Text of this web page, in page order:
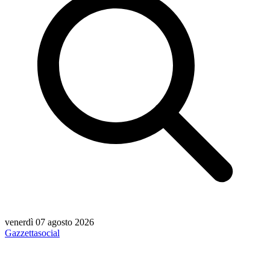
venerdì 07 agosto 2026
Gazzettasocial